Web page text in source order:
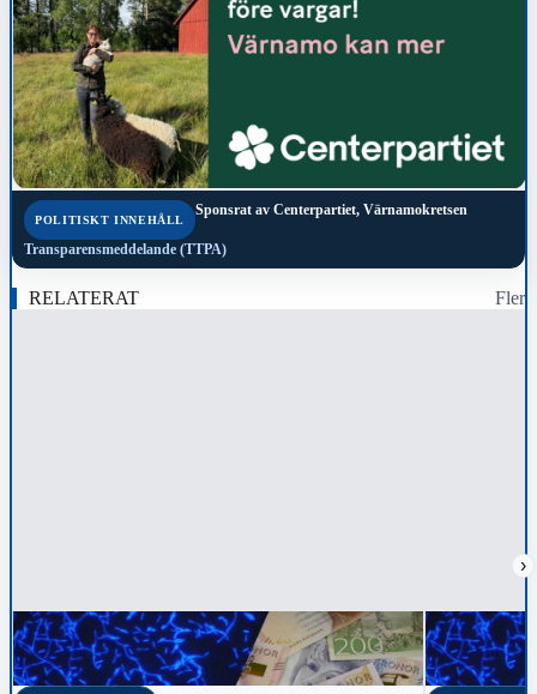
POLITISKT INNEHÅLL
Sponsrat av Centerpartiet, Värnamokretsen
Transparensmeddelande (TTPA)
RELATERAT Fler
›